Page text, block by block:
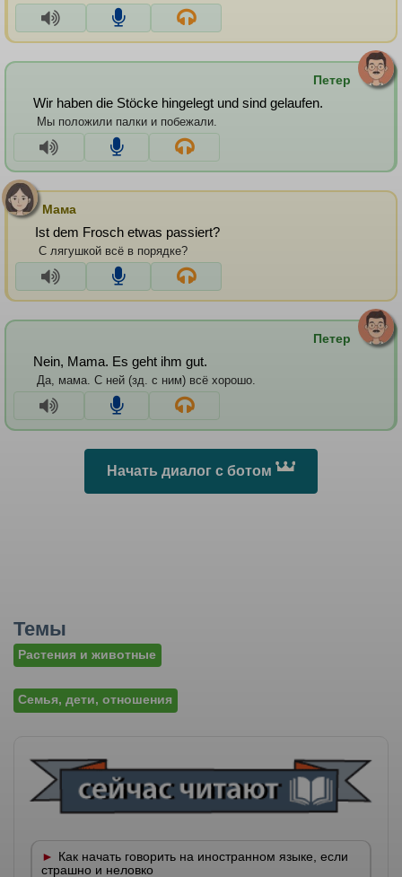
Петер
Wir haben die Stöcke hingelegt und sind gelaufen.
Мы положили палки и побежали.
Мама
Ist dem Frosch etwas passiert?
С лягушкой всё в порядке?
Петер
Nein, Mama. Es geht ihm gut.
Да, мама. С ней (зд. с ним) всё хорошо.
Начать диалог с ботом
Темы
Растения и животные
Семья, дети, отношения
Как начать говорить на иностранном языке, если
страшно и неловко